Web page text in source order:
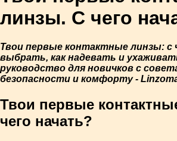
линзы. С чего
Твои первые контактные линзы: с
выбрать, как надевать и
руководство для новичков с
безопасности и комфорту -
Твои первые
чего начать?